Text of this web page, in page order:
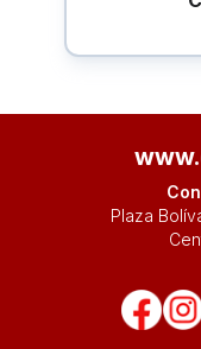
Plaza